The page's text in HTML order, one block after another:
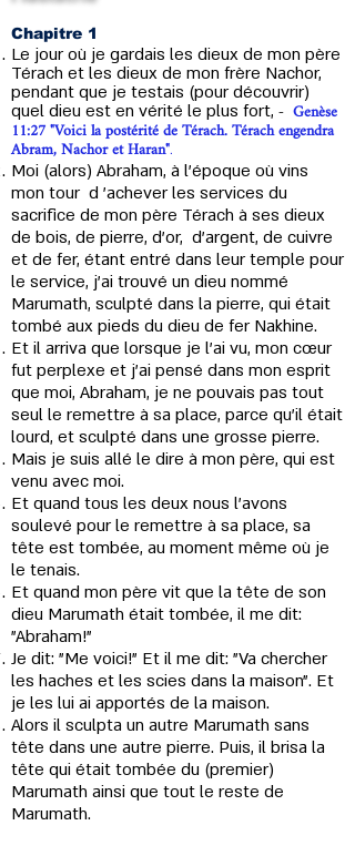
Chapitre 1
Le jour où je gardais les dieux de mon père
Térach et les dieux de mon frère Nachor,
pendant que je testais (pour découvrir)
quel dieu est en vérité le plus fort, - Genèse
11:27 "Voici la postérité de Térach. Térach engendra
Abram, Nachor et Haran".
Moi (alors) Abraham, à l'époque où vins
mon tour d 'achever les services du
sacrifice de mon père Térach à ses dieux
de bois, de pierre, d'or, d’argent, de cuivre
et de fer, étant entré dans leur temple pour
le service, j'ai trouvé un dieu nommé
Marumath, sculpté dans la pierre, qui était
tombé aux pieds du dieu de fer Nakhine.
Et il arriva que lorsque je l'ai vu, mon cœur
fut perplexe et j'ai pensé dans mon esprit
que moi, Abraham, je ne pouvais pas tout
seul le remettre à sa place, parce qu'il était
lourd, et sculpté dans une grosse pierre.
Mais je suis allé le dire à mon père, qui est
venu avec moi.
Et quand tous les deux nous l’avons
soulevé pour le remettre à sa place, sa
tête est tombée, au moment même où je
le tenais.
Et quand mon père vit que la tête de son
dieu Marumath était tombée, il me dit:
"Abraham!"
Je dit: "Me voici!" Et il me dit: "Va chercher
les haches et les scies dans la maison". Et
je les lui ai apportés de la maison.
Alors il sculpta un autre Marumath sans
tête dans une autre pierre. Puis, il brisa la
tête qui était tombée du (premier)
Marumath ainsi que tout le reste de
Marumath.